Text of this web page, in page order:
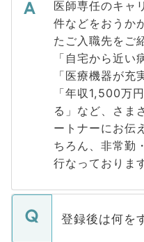
医師専任のキャ
件などをおうか
たご入職先をご
「自宅から近い
「医療機器が充
「年収1,500万
る」など、さま
ートナーにお伝
ちろん、非常勤
行なっておりま
登録後は何を